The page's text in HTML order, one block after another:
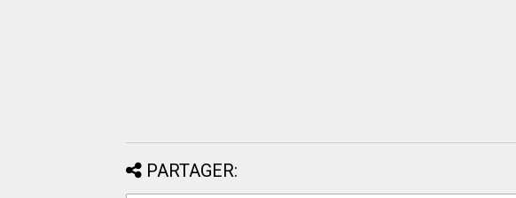
PARTAGER: